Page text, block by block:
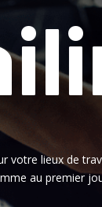
votre lieux de
au premier